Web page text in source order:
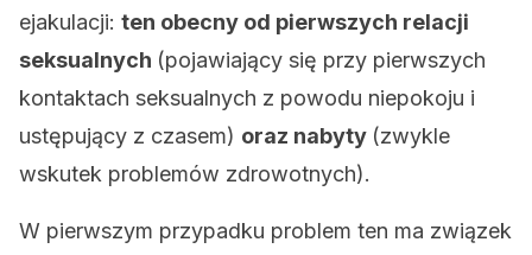
ejakulacji: ten obecny od pierwszych relacji
seksualnych (pojawiający się przy pierwszych
kontaktach seksualnych z powodu niepokoju i
ustępujący z czasem) oraz nabyty (zwykle
wskutek problemów zdrowotnych).
W pierwszym przypadku problem ten ma związek